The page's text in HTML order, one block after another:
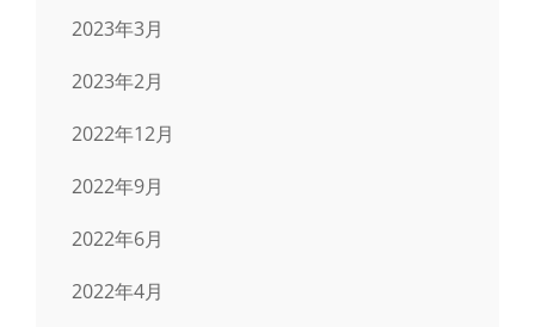
2023年3月
2023年2月
2022年12月
2022年9月
2022年6月
2022年4月